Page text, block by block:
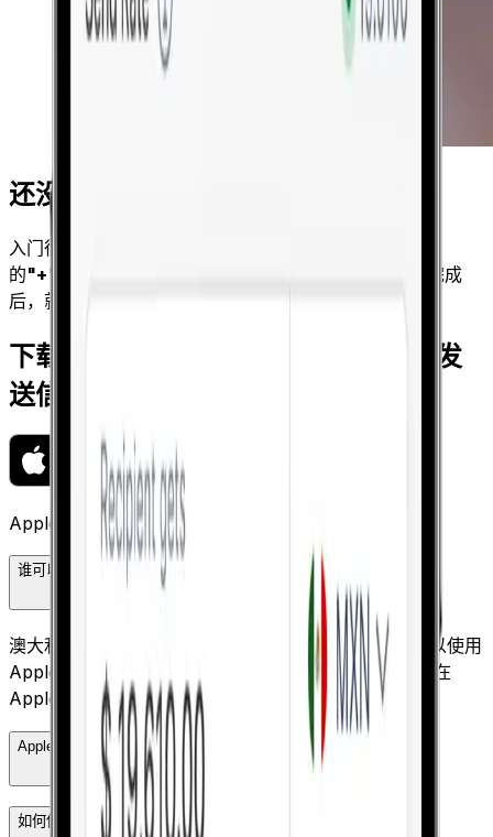
还没有设置 Apple Pay？
入门很简单。打开 iPhone 上的钱包应用，点击右上角
的"+"
图标，然后根据提示添加借记卡或信用卡。添加完成
后，就可以使用 Apple Pay 发送了。
下载 Xe 应用程序，使用 Apple Pay 发
送信息
Apple Pay 常见问题
谁可以在 Xe 上使用 Apple Pay？
澳大利亚、加拿大、欧洲、新西兰和美国的 Xe 用户可以使用
Apple Pay。您需要在 iPhone 上启用 Apple Pay，并在
Apple 钱包中存有兼容的借记卡或信用卡。
Apple Pay 可以使用哪些货币？
如何使用 Apple Pay 支付？